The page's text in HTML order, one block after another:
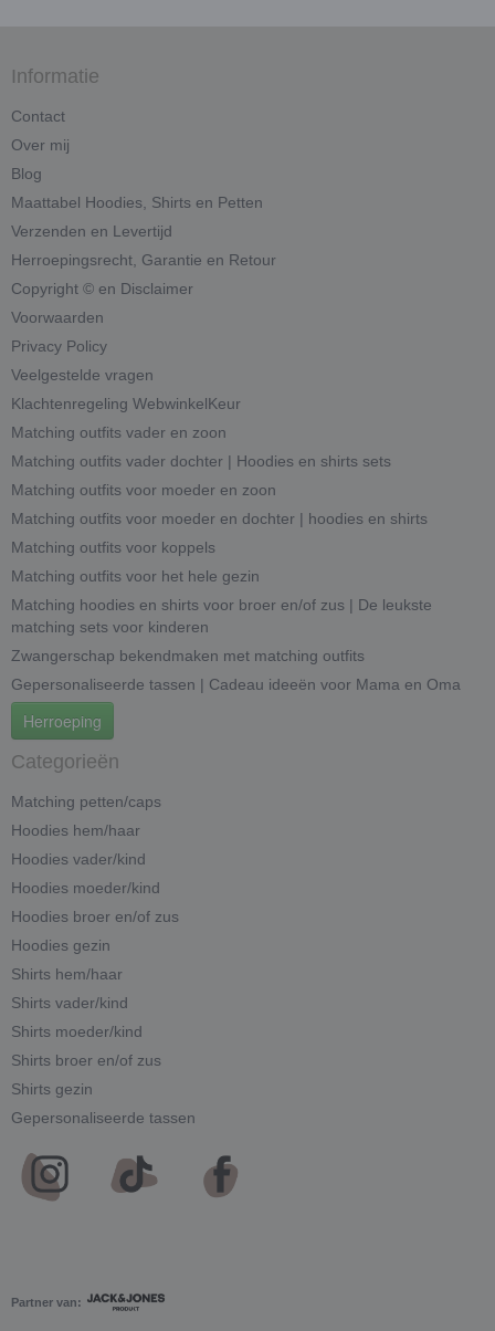
Informatie
Contact
Over mij
Blog
Maattabel Hoodies, Shirts en Petten
Verzenden en Levertijd
Herroepingsrecht, Garantie en Retour
Copyright © en Disclaimer
Voorwaarden
Privacy Policy
Veelgestelde vragen
Klachtenregeling WebwinkelKeur
Matching outfits vader en zoon
Matching outfits vader dochter | Hoodies en shirts sets
Matching outfits voor moeder en zoon
Matching outfits voor moeder en dochter | hoodies en shirts
Matching outfits voor koppels
Matching outfits voor het hele gezin
Matching hoodies en shirts voor broer en/of zus | De leukste
matching sets voor kinderen
Zwangerschap bekendmaken met matching outfits
Gepersonaliseerde tassen | Cadeau ideeën voor Mama en Oma
Herroeping
Categorieën
Matching petten/caps
Hoodies hem/haar
Hoodies vader/kind
Hoodies moeder/kind
Hoodies broer en/of zus
Hoodies gezin
Shirts hem/haar
Shirts vader/kind
Shirts moeder/kind
Shirts broer en/of zus
Shirts gezin
Gepersonaliseerde tassen
Partner van: